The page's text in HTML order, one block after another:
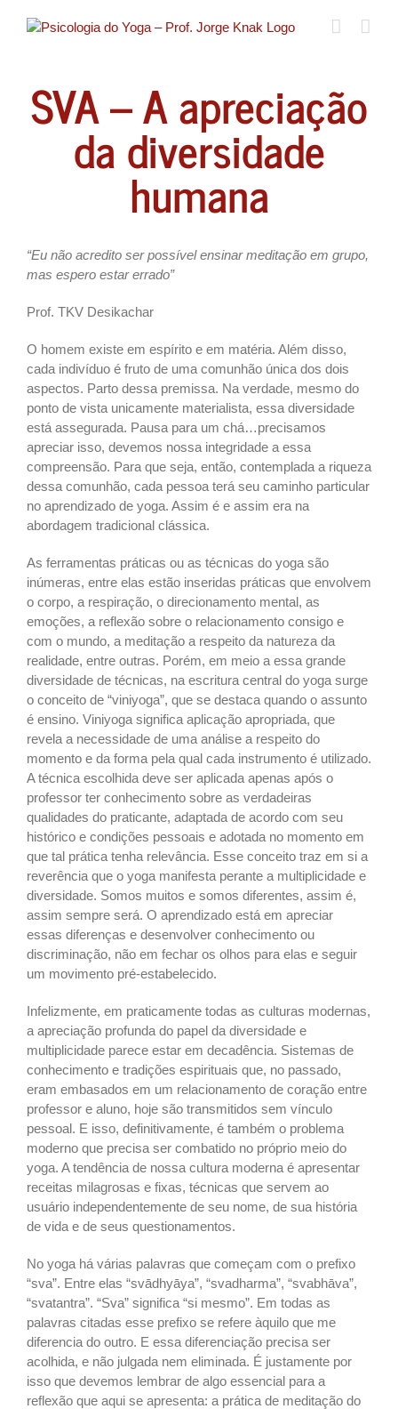
SVA – A apreciação
da diversidade
humana
“Eu não acredito ser possível ensinar meditação em grupo,
mas espero estar errado”
Prof. TKV Desikachar
O homem existe em espírito e em matéria. Além disso,
cada indivíduo é fruto de uma comunhão única dos dois
aspectos. Parto dessa premissa. Na verdade, mesmo do
ponto de vista unicamente materialista, essa diversidade
está assegurada. Pausa para um chá…precisamos
apreciar isso, devemos nossa integridade a essa
compreensão. Para que seja, então, contemplada a riqueza
dessa comunhão, cada pessoa terá seu caminho particular
no aprendizado de yoga. Assim é e assim era na
abordagem tradicional clássica.
As ferramentas práticas ou as técnicas do yoga são
inúmeras, entre elas estão inseridas práticas que envolvem
o corpo, a respiração, o direcionamento mental, as
emoções, a reflexão sobre o relacionamento consigo e
com o mundo, a meditação a respeito da natureza da
realidade, entre outras. Porém, em meio a essa grande
diversidade de técnicas, na escritura central do yoga surge
o conceito de “viniyoga”, que se destaca quando o assunto
é ensino. Viniyoga significa aplicação apropriada, que
revela a necessidade de uma análise a respeito do
momento e da forma pela qual cada instrumento é utilizado.
A técnica escolhida deve ser aplicada apenas após o
professor ter conhecimento sobre as verdadeiras
qualidades do praticante, adaptada de acordo com seu
histórico e condições pessoais e adotada no momento em
que tal prática tenha relevância. Esse conceito traz em si a
reverência que o yoga manifesta perante a multiplicidade e
diversidade. Somos muitos e somos diferentes, assim é,
assim sempre será. O aprendizado está em apreciar
essas diferenças e desenvolver conhecimento ou
discriminação, não em fechar os olhos para elas e seguir
um movimento pré-estabelecido.
Infelizmente, em praticamente todas as culturas modernas,
a apreciação profunda do papel da diversidade e
multiplicidade parece estar em decadência. Sistemas de
conhecimento e tradições espirituais que, no passado,
eram embasados em um relacionamento de coração entre
professor e aluno, hoje são transmitidos sem vínculo
pessoal. E isso, definitivamente, é também o problema
moderno que precisa ser combatido no próprio meio do
yoga. A tendência de nossa cultura moderna é apresentar
receitas milagrosas e fixas, técnicas que servem ao
usuário independentemente de seu nome, de sua história
de vida e de seus questionamentos.
No yoga há várias palavras que começam com o prefixo
“sva”. Entre elas “svādhyāya”, “svadharma”, “svabhāva”,
“svatantra”. “Sva” significa “si mesmo”. Em todas as
palavras citadas esse prefixo se refere àquilo que me
diferencia do outro. E essa diferenciação precisa ser
acolhida, e não julgada nem eliminada. É justamente por
isso que devemos lembrar de algo essencial para a
reflexão que aqui se apresenta: a prática de meditação do